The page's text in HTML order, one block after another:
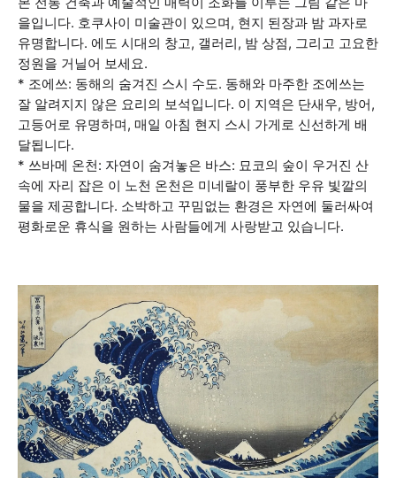
을입니다. 호쿠사이 미술관이 있으며, 현지 된장과 밤 과자로
유명합니다. 에도 시대의 창고, 갤러리, 밤 상점, 그리고 고요한
정원을 거닐어 보세요.
* 조에쓰: 동해의 숨겨진 스시 수도. 동해와 마주한 조에쓰는
잘 알려지지 않은 요리의 보석입니다. 이 지역은 단새우, 방어,
고등어로 유명하며, 매일 아침 현지 스시 가게로 신선하게 배
달됩니다.
* 쓰바메 온천: 자연이 숨겨놓은 바스: 묘코의 숲이 우거진 산
속에 자리 잡은 이 노천 온천은 미네랄이 풍부한 우유 빛깔의
물을 제공합니다. 소박하고 꾸밈없는 환경은 자연에 둘러싸여
평화로운 휴식을 원하는 사람들에게 사랑받고 있습니다.